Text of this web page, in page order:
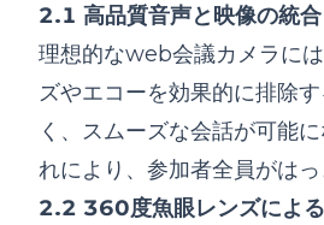
2.1 高品質音声と映像の統合
理想的なweb会議カメラに
ズやエコーを効果的に排除
く、スムーズな会話が可能
れにより、参加者全員がは
2.2 360度魚眼レンズによ